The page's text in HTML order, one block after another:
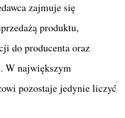
zajmuje się
produktu,
do producenta oraz
W największym
pozostaje jedynie liczyć